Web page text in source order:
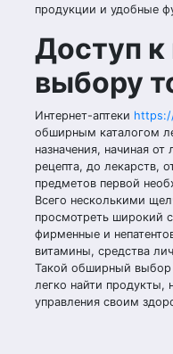
продукции и удобные
Доступ
выбору
Интернет-аптеки
обширным каталогом
назначения, начиная
рецепта, до лекарств,
предметов первой
Всего несколькими
просмотреть широкий
фирменные и
витамины, средства
Такой обширный выбор
легко найти продукты,
управления своим